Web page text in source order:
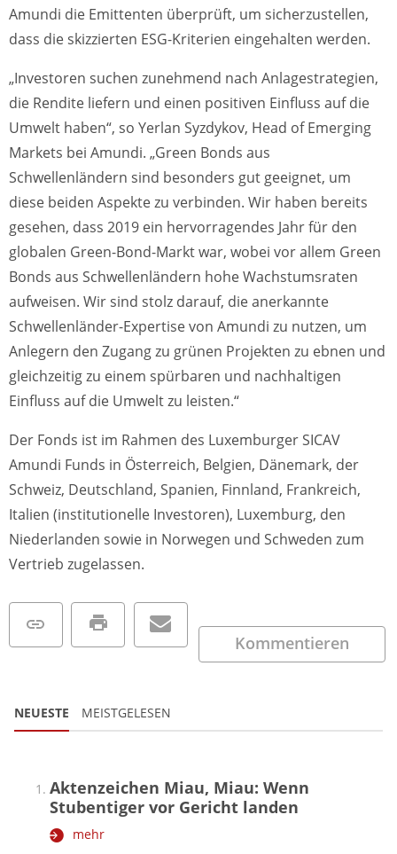
Amundi die Emittenten überprüft, um sicherzustellen,
dass die skizzierten ESG-Kriterien eingehalten werden.
„Investoren suchen zunehmend nach Anlagestrategien,
die Rendite liefern und einen positiven Einfluss auf die
Umwelt haben“, so Yerlan Syzdykov, Head of Emerging
Markets bei Amundi. „Green Bonds aus
Schwellenländern sind besonders gut geeignet, um
diese beiden Aspekte zu verbinden. Wir haben bereits
gesehen, dass 2019 ein hervorragendes Jahr für den
globalen Green-Bond-Markt war, wobei vor allem Green
Bonds aus Schwellenländern hohe Wachstumsraten
aufweisen. Wir sind stolz darauf, die anerkannte
Schwellenländer-Expertise von Amundi zu nutzen, um
Anlegern den Zugang zu grünen Projekten zu ebnen und
gleichzeitig zu einem spürbaren und nachhaltigen
Einfluss auf die Umwelt zu leisten.“
Der Fonds ist im Rahmen des Luxemburger SICAV
Amundi Funds in Österreich, Belgien, Dänemark, der
Schweiz, Deutschland, Spanien, Finnland, Frankreich,
Italien (institutionelle Investoren), Luxemburg, den
Niederlanden sowie in Norwegen und Schweden zum
Vertrieb zugelassen.
Kommentieren
NEUESTE MEISTGELESEN
Aktenzeichen Miau, Miau: Wenn
Stubentiger vor Gericht landen
mehr